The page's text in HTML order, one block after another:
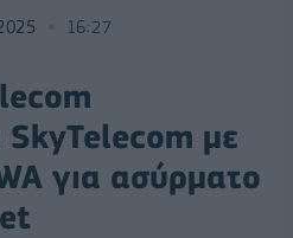
16:27
SkyTelecom με
για ασύρματο